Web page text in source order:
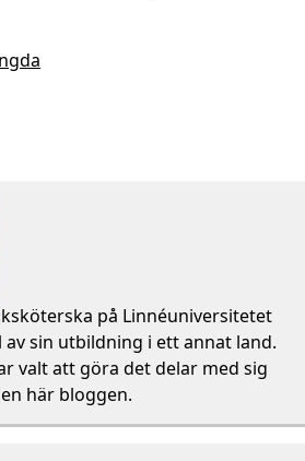
på Linnéuniversitetet
av sin utbildning i ett annat land.
valt att göra det delar med sig
här bloggen.